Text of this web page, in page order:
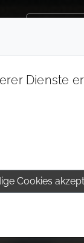
Dienste
Cookies